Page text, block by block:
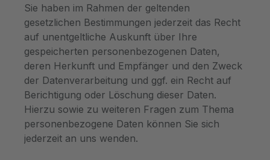
Sie haben im Rahmen der geltenden
gesetzlichen Bestimmungen jederzeit das Recht
auf unentgeltliche Auskunft über Ihre
gespeicherten personenbezogenen Daten,
deren Herkunft und Empfänger und den Zweck
der Datenverarbeitung und ggf. ein Recht auf
Berichtigung oder Löschung dieser Daten.
Hierzu sowie zu weiteren Fragen zum Thema
personenbezogene Daten können Sie sich
jederzeit an uns wenden.